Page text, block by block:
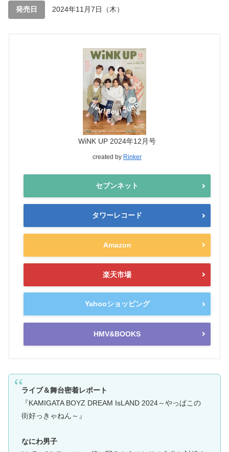
発売日 2024年11月7日（木）
WiNK UP 2024年12月号
created by Rinker
セブンネット
タワーレコード
Amazon
楽天市場
Yahooショッピング
HMV&BOOKS
ライブ＆舞台密着レポート
『KAMIGATA BOYZ DREAM IsLAND 2024～やっぱこの
街好っきゃねん～』
なにわ男子